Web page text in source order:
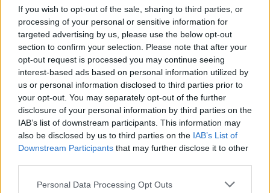
If you wish to opt-out of the sale, sharing to third parties, or
processing of your personal or sensitive information for
targeted advertising by us, please use the below opt-out
section to confirm your selection. Please note that after your
opt-out request is processed you may continue seeing
interest-based ads based on personal information utilized by
us or personal information disclosed to third parties prior to
your opt-out. You may separately opt-out of the further
disclosure of your personal information by third parties on the
IAB’s list of downstream participants. This information may
also be disclosed by us to third parties on the IAB’s List of
Downstream Participants that may further disclose it to other
Personal Data Processing Opt Outs
FASHION POLICE
Καλοντυμένες Vs Κακοντυμένες
SHOWBIZ
Golden Hour και χαμόγελα ευτυχίας
για Λιάγκα – Αντωνά – Aγκαλιά στο
νέο κοινό τους στιγμιότυπο
ΟΛΕΣ ΟΙ ΕΙΔΗΣΕΙΣ
DPG NETWORK